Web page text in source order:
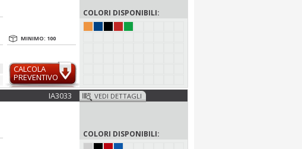
MINIMO: 100
CALCOLA
PREVENTIVO
COLORI DISPONIBILI:
IA3033 VEDI DETTAGLI
COLORI DISPONIBILI: